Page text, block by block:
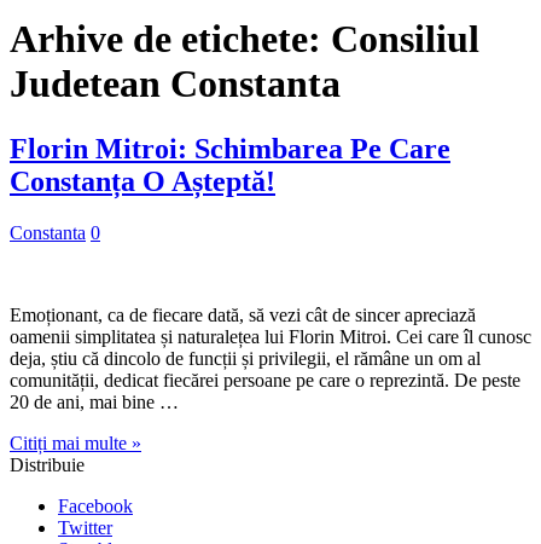
Arhive de etichete: Consiliul
Judetean Constanta
Florin Mitroi: Schimbarea Pe Care
Constanța O Așteptă!
Constanta 0
Emoționant, ca de fiecare dată, să vezi cât de sincer apreciază
oamenii simplitatea și naturalețea lui Florin Mitroi. Cei care îl cunosc
deja, știu că dincolo de funcții și privilegii, el rămâne un om al
comunității, dedicat fiecărei persoane pe care o reprezintă. De peste
20 de ani, mai bine …
Citiți mai multe »
Distribuie
Facebook
Twitter